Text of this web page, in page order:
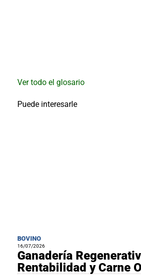
Ver todo el glosario
Puede interesarle
BOVINO
16/07/2026
Ganadería
Rentabilidad y Carne